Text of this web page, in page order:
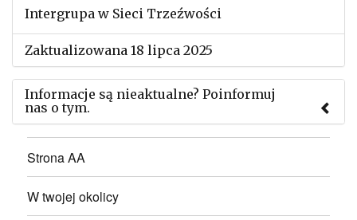
Intergrupa w Sieci Trzeźwości
Zaktualizowana 18 lipca 2025
Informacje są nieaktualne? Poinformuj
nas o tym.
Użyj tego formularza aby przesłać informację o
zmianach w powyższym mityngu.
Strona AA
W twojej okolicy